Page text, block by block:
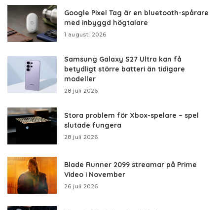
Google Pixel Tag är en bluetooth-spårare
med inbyggd högtalare
1 augusti 2026
Samsung Galaxy S27 Ultra kan få
betydligt större batteri än tidigare
modeller
28 juli 2026
Stora problem för Xbox-spelare – spel
slutade fungera
28 juli 2026
Blade Runner 2099 streamar på Prime
Video i November
26 juli 2026